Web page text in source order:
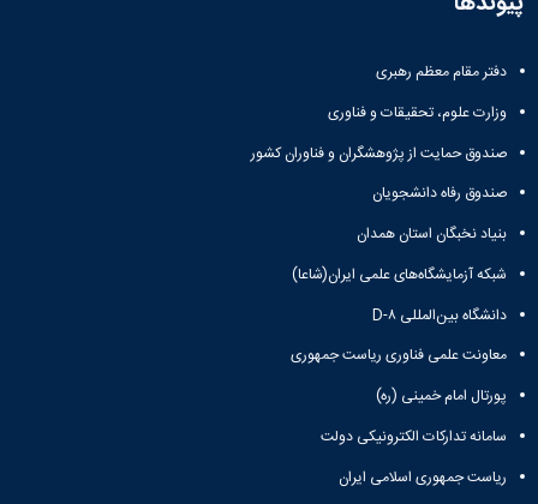
دفتر مقام معظم رهبری
وزارت علوم، تحقیقات و فناوری
صندوق حمایت از پژوهشگران و فناوران کشور
صندوق رفاه دانشجویان
بنیاد نخبگان استان همدان
شبکه آزمایشگاه‌های علمی ایران(شاعا)
دانشگاه بین‌المللی D-۸
معاونت علمی فناوری ریاست جمهوری
پورتال امام خمینی (ره)
سامانه تدارکات الکترونیکی دولت
ریاست جمهوری اسلامی ایران